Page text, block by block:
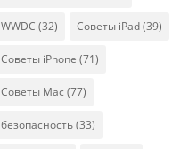
WWDC (32) Советы iPad(39)
Советы iPhone (71)
Советы Mac (77)
безопасность(33)